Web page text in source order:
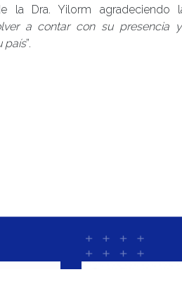
la Dra. Yilorm
a contar con su presencia
país”.